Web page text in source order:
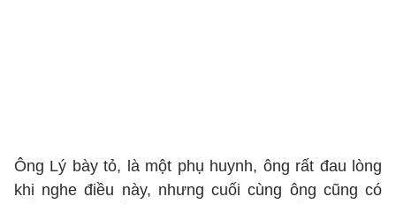
Ông Lý bày tỏ, là một phụ huynh, ông rất đau lòng
khi nghe điều này, nhưng cuối cùng ông cũng có